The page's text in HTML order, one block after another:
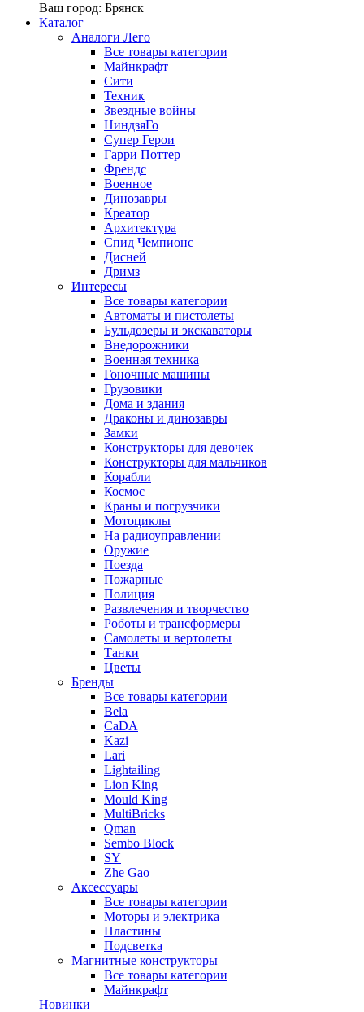
Ваш город: Брянск
Каталог
Аналоги Лего
Все товары категории
Майнкрафт
Сити
Техник
Звездные войны
НиндзяГо
Супер Герои
Гарри Поттер
Френдс
Военное
Динозавры
Креатор
Архитектура
Спид Чемпионс
Дисней
Дримз
Интересы
Все товары категории
Автоматы и пистолеты
Бульдозеры и экскаваторы
Внедорожники
Военная техника
Гоночные машины
Грузовики
Дома и здания
Драконы и динозавры
Замки
Конструкторы для девочек
Конструкторы для мальчиков
Корабли
Космос
Краны и погрузчики
Мотоциклы
На радиоуправлении
Оружие
Поезда
Пожарные
Полиция
Развлечения и творчество
Роботы и трансформеры
Самолеты и вертолеты
Танки
Цветы
Бренды
Все товары категории
Bela
CaDA
Kazi
Lari
Lightailing
Lion King
Mould King
MultiBricks
Qman
Sembo Block
SY
Zhe Gao
Аксессуары
Все товары категории
Моторы и электрика
Пластины
Подсветка
Магнитные конструкторы
Все товары категории
Майнкрафт
Новинки